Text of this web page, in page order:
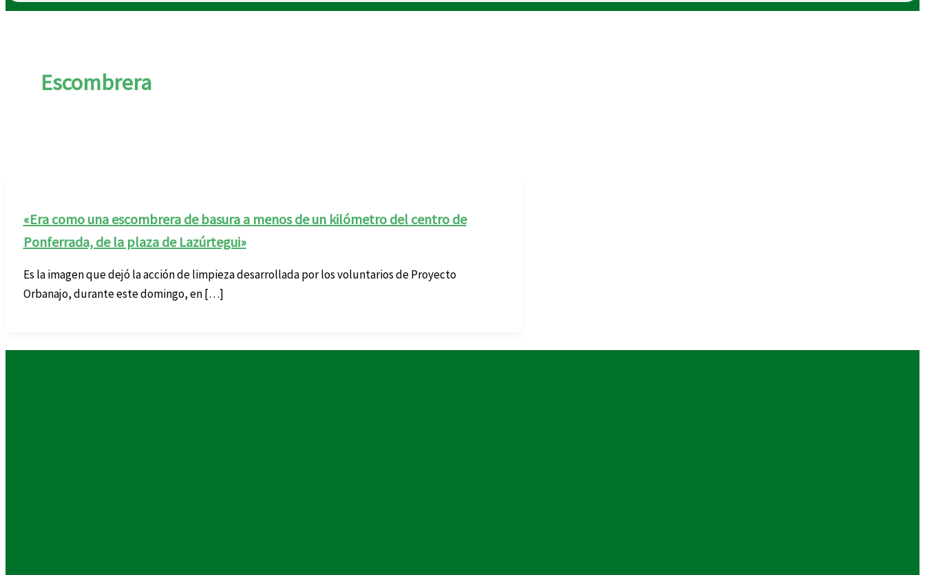
Escombrera
«Era como una escombrera de basura a menos de un kilómetro del centro de
Ponferrada, de la plaza de Lazúrtegui»
Es la imagen que dejó la acción de limpieza desarrollada por los voluntarios de Proyecto
Orbanajo, durante este domingo, en […]